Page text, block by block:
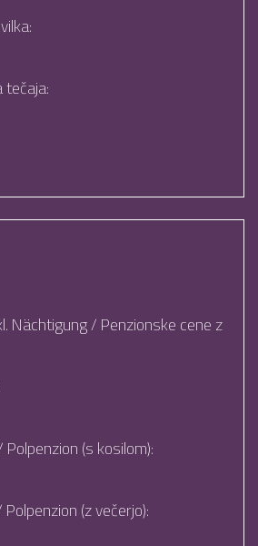
tečaja:
Nächtigung / Penzionske cene z
(s kosilom):
(z večerjo):